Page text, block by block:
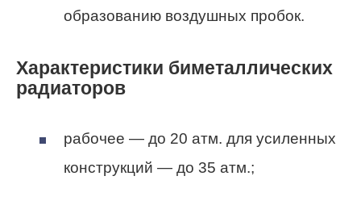
образованию воздушных пробок.
Характеристики биметаллических
радиаторов
рабочее — до 20 атм. для усиленных
конструкций — до 35 атм.;